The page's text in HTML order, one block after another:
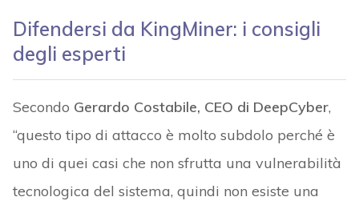
Difendersi da KingMiner: i consigli
degli esperti
Secondo Gerardo Costabile, CEO di DeepCyber,
“questo tipo di attacco è molto subdolo perché è
uno di quei casi che non sfrutta una vulnerabilità
tecnologica del sistema, quindi non esiste una